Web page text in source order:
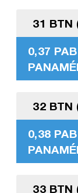
31 BTN
0,37
32 BTN
0,38
33 BTN